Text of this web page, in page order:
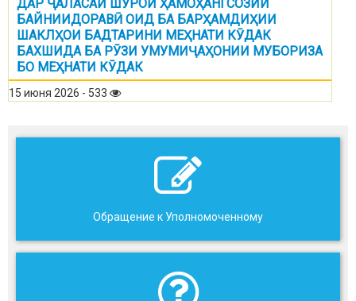
ДАР ҶАЛАСАИ ШӮРОИ ҲАМОҲАНГСОЗИИ
БАЙНИИДОРАВӢ ОИД БА БАРҲАМДИҲИИ
ШАКЛҲОИ БАДТАРИНИ МЕҲНАТИ КӮДАК
БАХШИДА БА РӮЗИ УМУМИҶАҲОНИИ МУБОРИЗА
БО МЕҲНАТИ КӮДАК
15 июня 2026 - 533
Обращение к Уполномоченному